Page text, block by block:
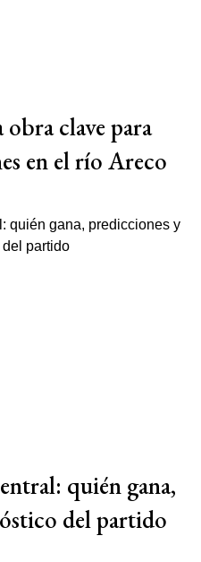
obra clave para
en el río Areco
quién gana,
del partido